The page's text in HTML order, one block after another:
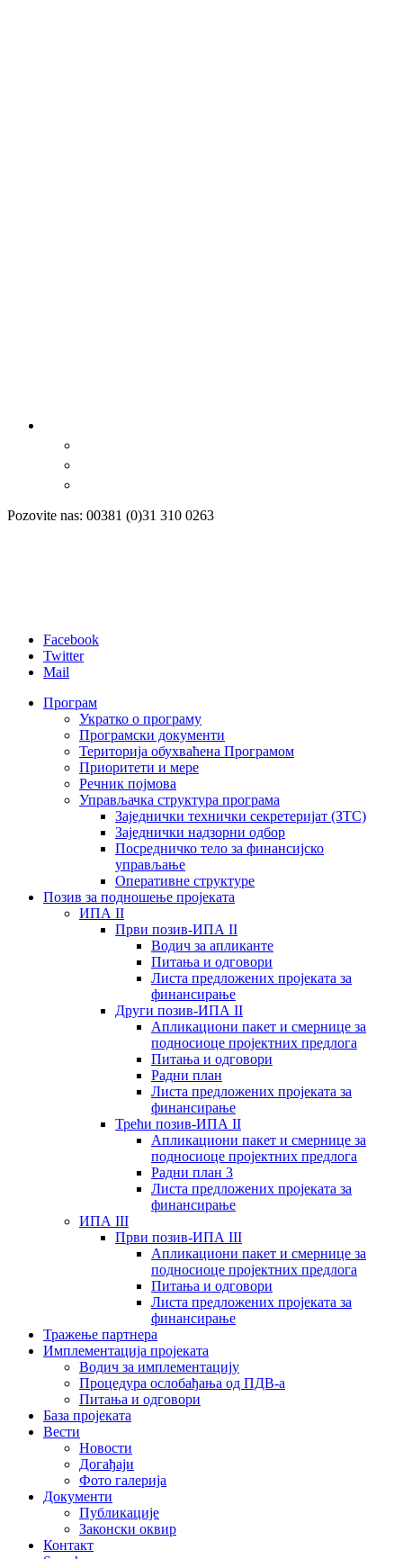
Pozovite nas: 00381 (0)31 310 0263
Facebook
Twitter
Mail
Програм
Укратко о програму
Програмски документи
Територија обухваћена Програмом
Приоритети и мере
Речник појмова
Управљачка структура програма
Заједнички технички секретеријат (ЗТС)
Заједнички надзорни одбор
Посредничко тело за финансијско
управљање
Oперативне структуре
Позив за подношење пројеката
ИПА II
Први позив-ИПА II
Водич за апликанте
Питања и одговори
Листа предложених пројеката за
финансирање
Други позив-ИПА II
Апликациони пакет и смернице за
подносиоце пројектних предлога
Питања и одговори
Радни план
Листа предложених пројеката за
финансирање
Трећи позив-ИПА II
Апликациони пакет и смернице за
подносиоце пројектних предлога
Радни план 3
Листа предложених пројеката за
финансирање
ИПА III
Први позив-ИПА III
Апликациони пакет и смернице за
подносиоце пројектних предлога
Питања и одговори
Листа предложених пројеката за
финансирање
Тражење партнера
Имплементација пројеката
Водич за имплементацију
Процедура ослобађања од ПДВ-а
Питања и одговори
База пројеката
Вести
Новости
Догађаји
Фото галерија
Документи
Публикације
Законски оквир
Контакт